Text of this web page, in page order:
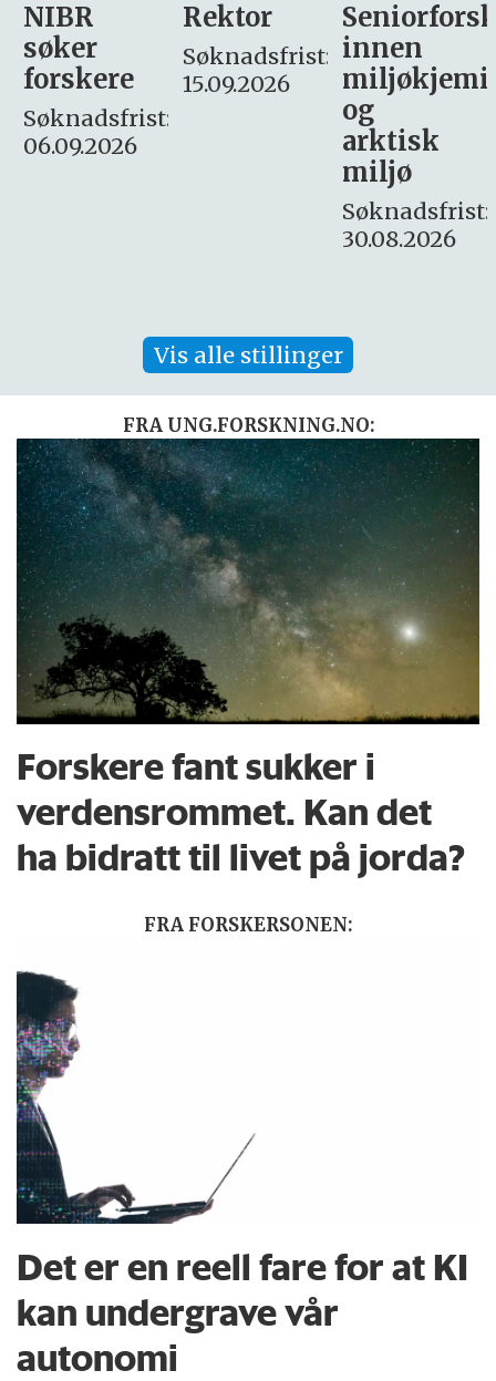
Rektor
Søknadsfrist:
15.09.2026
Seniorforsker
innen
miljøkjemi
søker
– fast
Søknadsfrist:
16. august.
Vis alle stillinger
FRA UNG.FORSKNING.NO:
Forskere fant sukker i
verdensrommet. Kan det
ha bidratt til livet på jorda?
FRA FORSKERSONEN:
Det er en reell fare for at KI
kan undergrave vår
autonomi